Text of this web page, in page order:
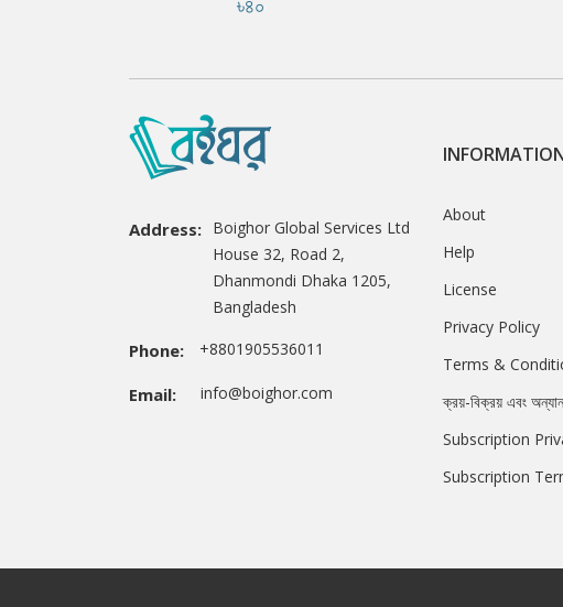
Address: Boighor Global Services Ltd
House 32, Road 2,
Dhanmondi Dhaka 1205,
Bangladesh
Phone: +8801905536011
Email: info@boighor.com
About
Help
License
Privacy Policy
Terms &
ক্রয়-বিক্রয় এবং
Subscription
Subscription